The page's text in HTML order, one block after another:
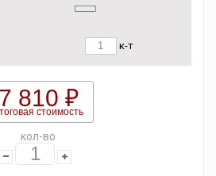
к-т
7 810 ₽
стоимость
кол-во